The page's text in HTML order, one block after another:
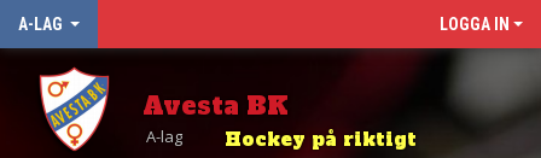
A-LAG LOGGA IN
Avesta BK
Hockey på riktigt
A-lag